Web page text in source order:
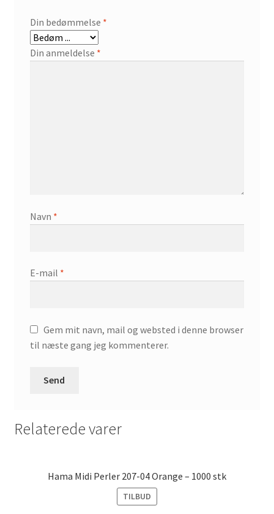
Din bedømmelse *
Din anmeldelse *
Navn *
E-mail *
Gem mit navn, mail og websted i denne browser
til næste gang jeg kommenterer.
Relaterede varer
Hama Midi Perler 207-04 Orange – 1000 stk
TILBUD